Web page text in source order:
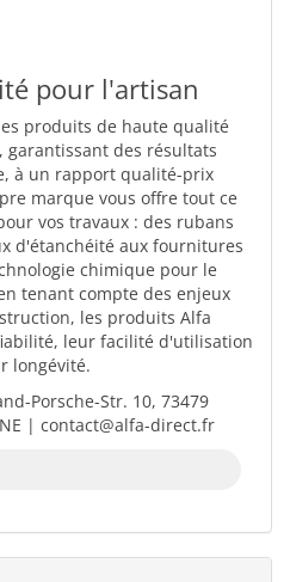
pour l'artisan
produits de haute qualité
garantissant des résultats
à un rapport qualité-prix
marque vous offre tout ce
vos travaux : des rubans
d'étanchéité aux fournitures
chimique pour le
tenant compte des enjeux
les produits Alfa
leur facilité d'utilisation
longévité.
Porsche-Str. 10, 73479
| contact@alfa-direct.fr